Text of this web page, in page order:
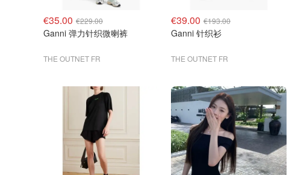
€35.00 €229.00
Ganni 弹力针织微喇裤
THE OUTNET FR
€39.00 €193.00
Ganni 针织衫
THE OUTNET FR